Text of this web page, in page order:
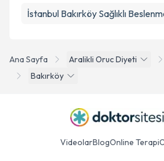
Ana Sayfa Aralikli Oruc Diyeti
Bakırköy
İstanbul Bakırköy Sağlıklı
VideolarBlogOnline Terapi